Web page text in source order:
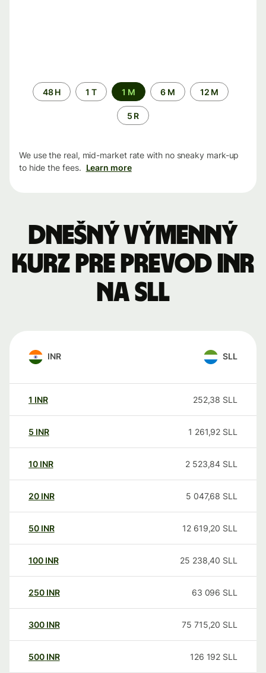
Time
period
48 H 1 T 1 M 6 M 12 M
5 R
We use the real, mid-market rate with no sneaky mark-up
to hide the fees. Learn more
Dnešný výmenný
kurz pre prevod INR
na SLL
INR SLL
1 INR 252,38 SLL
5 INR 1 261,92 SLL
10 INR 2 523,84 SLL
20 INR 5 047,68 SLL
50 INR 12 619,20 SLL
100 INR 25 238,40 SLL
250 INR 63 096 SLL
300 INR 75 715,20 SLL
500 INR 126 192 SLL